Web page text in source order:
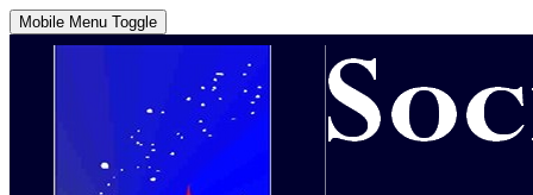
Mobile Menu Toggle